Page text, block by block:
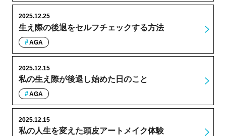
生え際の後退をセルフチェックする方法
2025.12.25
AGA
私の生え際が後退し始めた日のこと
2025.12.15
AGA
私の人生を変えた頭皮アートメイク体験
2025.12.15